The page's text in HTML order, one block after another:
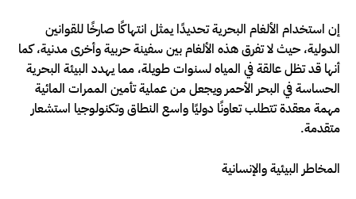
إن استخدام الألغام البحرية تحديدًا يمثل انتهاكًا صارخًا للقوانين
الدولية، حيث لا تفرق هذه الألغام بين سفينة حربية وأخرى مدنية، كما
أنها قد تظل عالقة في المياه لسنوات طويلة، مما يهدد البيئة البحرية
الحساسة في البحر الأحمر ويجعل من عملية تأمين الممرات المائية
مهمة معقدة تتطلب تعاونًا دوليًا واسع النطاق وتكنولوجيا استشعار
متقدمة.
المخاطر البيئية والإنسانية